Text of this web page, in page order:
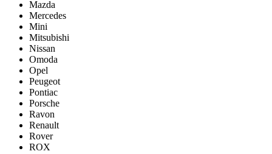
Mazda
Mercedes
Mini
Mitsubishi
Nissan
Omoda
Opel
Peugeot
Pontiac
Porsсhe
Ravon
Renault
Rover
ROX